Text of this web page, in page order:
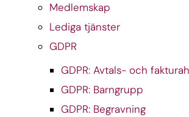
Medlemskap
Lediga tjänster
GDPR
GDPR: Avtals- och
GDPR: Barngrupp
GDPR: Begravning